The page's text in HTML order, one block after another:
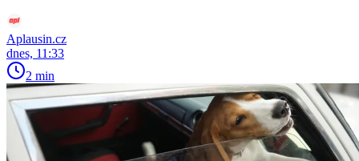
Aplausin.cz
dnes, 11:33
2 min